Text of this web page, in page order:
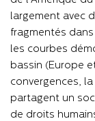
largement avec
fragmentés
les courbes
bassin (Europe
convergences,
partagent un
de droits